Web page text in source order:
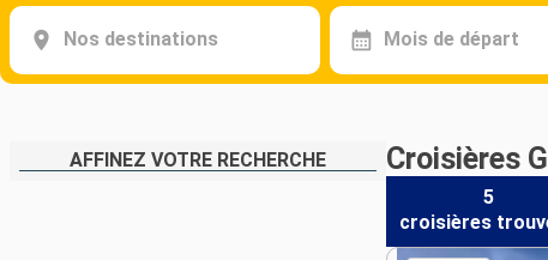
Nos destinations Mois de départ
AFFINEZ VOTRE RECHERCHE Croisières
5
croisières